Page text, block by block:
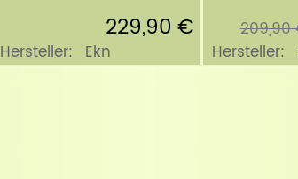
229,90 €
Hersteller: Ekn
209,90
Hersteller: